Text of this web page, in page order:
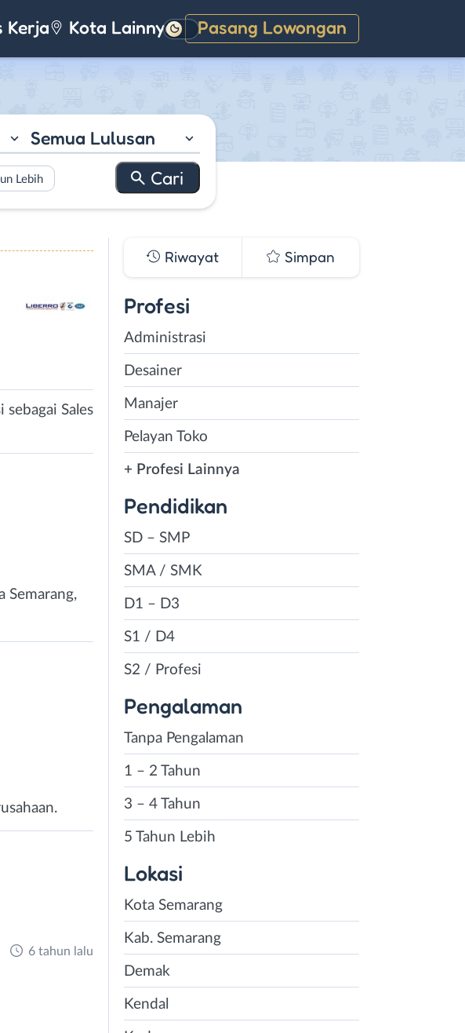
Kerja Kota Lainnya Pasang Lowongan
Gelap
Semua Lulusan
Lebih
Sales
Semarang,
6 tahun lalu
Riwayat Simpan
Profesi
Administrasi
Desainer
Manajer
Pelayan Toko
+ Profesi Lainnya
Pendidikan
SD – SMP
SMA / SMK
D1 – D3
S1 / D4
S2 / Profesi
Pengalaman
Tanpa Pengalaman
1 – 2 Tahun
3 – 4 Tahun
5 Tahun Lebih
Lokasi
Kota Semarang
Kab. Semarang
Demak
Kendal